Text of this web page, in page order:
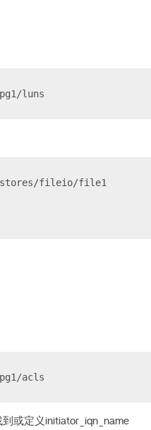
luns
fileio/file1
acls
或定义initiator_iqn_name